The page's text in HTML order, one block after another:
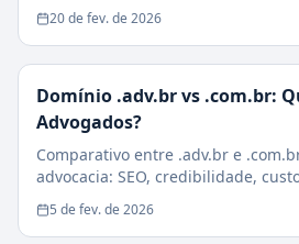
sociedades, estagiários e casos
20 de fev. de 2026
Domínio .adv.br vs .com.br:
Advogados?
Comparativo entre .adv.br e
advocacia: SEO, credibilidade,
impacto na conversão de clientes.
5 de fev. de 2026